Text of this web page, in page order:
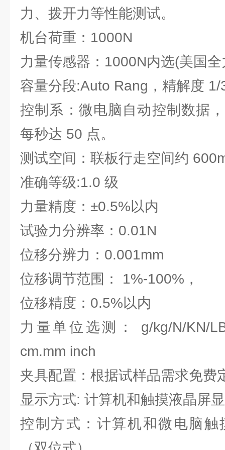
力、拨开力等性能测试。
机台荷重：1000N
力量传感器：1000N内选(美国
容量分段:Auto Rang，精解度
控制系：微电脑自动控制数据
每秒达 50 点。
测试空间：联板行走空间约
准确等级:1.0 级
力量精度：±0.5%以内
试验力分辨率：0.01N
位移分辨力：0.001mm
位移调节范围： 1%-100%，
位移精度：0.5%以内
力量单位选测： g/kg/N/KN/
cm.mm inch
夹具配置：根据试样品需求免费
显示方式: 计算机和触摸液晶屏
控制方式：计算机和微电脑触